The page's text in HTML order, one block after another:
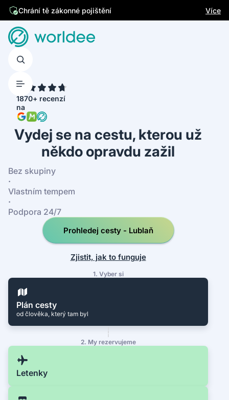
Chrání tě zákonné pojištění
Více
1870+ recenzí
na
Vydej se na cestu, kterou už
někdo opravdu zažil
Bez skupiny
·
Vlastním tempem
·
Podpora 24/7
Prohledej cesty - Lublaň
Zjistit, jak to funguje
1. Vyber si
Plán cesty
od člověka, který tam byl
2. My rezervujeme
Letenky